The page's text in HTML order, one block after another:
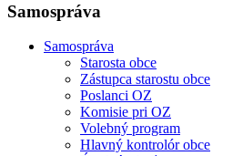
Samospráva
Samospráva
Starosta obce
Zástupca starostu obce
Poslanci OZ
Komisie pri OZ
Volebný program
Hlavný kontrolór obce